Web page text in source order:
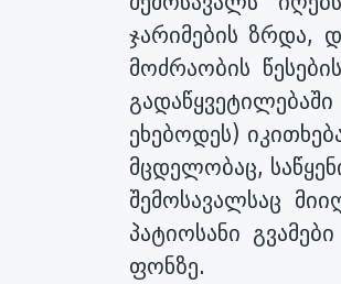
ჯარიმების ზრდა,
მოძრაობის
ეხებოდეს)
მცდელობაც,
შემოსავალსაც
პატიოსანი
ფონზე.